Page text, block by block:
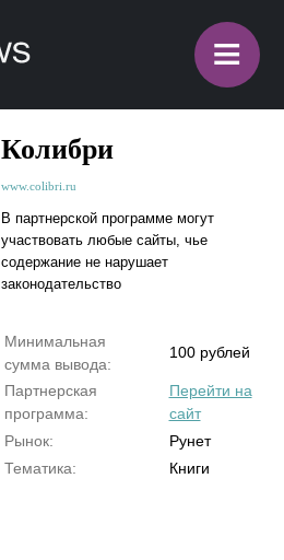
≡
Колибри
www.colibri.ru
В партнерской программе могут
участвовать любые сайты, чье
содержание не нарушает
законодательство
Минимальная
сумма вывода:
100 рублей
Партнерская
программа:
Перейти на
сайт
Рынок:
Рунет
Тематика:
Книги